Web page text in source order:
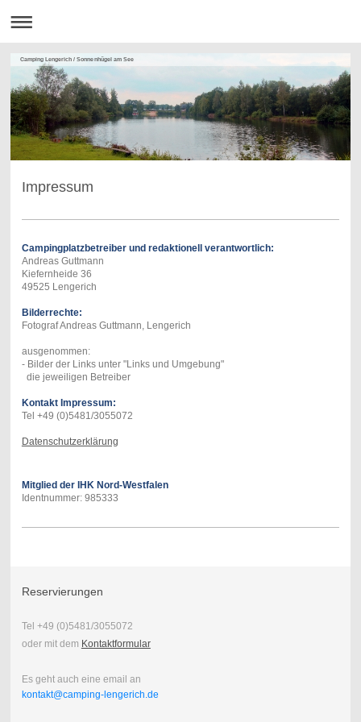
Camping Lengerich / Sonnenhügel am See
Impressum
Campingplatzbetreiber und redaktionell verantwortlich:
Andreas Guttmann
Kiefernheide 36
49525 Lengerich
Bilderrechte:
Fotograf Andreas Guttmann, Lengerich
ausgenommen:
- Bilder der Links unter "Links und Umgebung"
die jeweiligen Betreiber
Kontakt Impressum:
Tel +49 (0)5481/3055072
Datenschutzerklärung
Mitglied der IHK Nord-Westfalen
Identnummer: 985333
Reservierungen
Tel +49 (0)5481/3055072
oder mit dem Kontaktformular
Es geht auch eine email an
kontakt@camping-lengerich.de